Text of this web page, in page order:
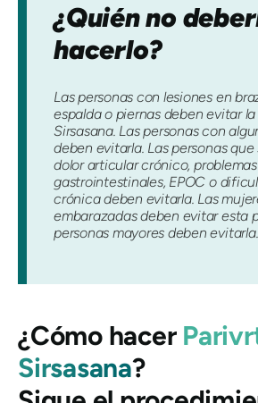
¿Quién no
hacerlo?
Las personas con lesiones en
espalda o piernas deben evitar
Sirsasana. Las personas con
deben evitarla. Las personas
dolor articular crónico, problemas
gastrointestinales, EPOC o
crónica deben evitarla. Las
embarazadas deben evitar esta
personas mayores deben evitarla.
¿Cómo hacer
Sirsasana?